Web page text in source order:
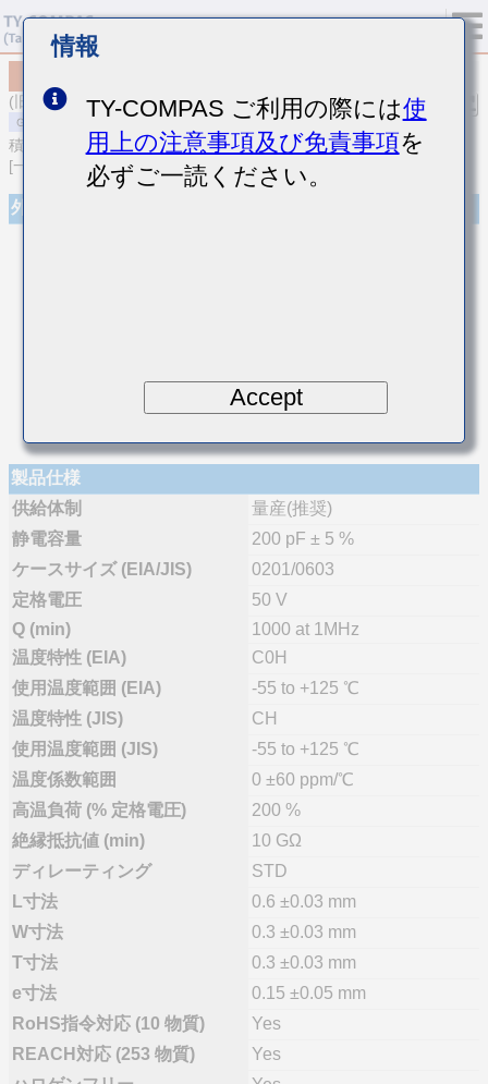
(旧品番 UMK063CH201JT-F)
積層セラミックコンデンサ
[一般用 積層セラミックコンデンサ (温度補償用)]
外観
製品仕様
供給体制
量産(推奨)
静電容量
200 pF ± 5 %
ケースサイズ (EIA/JIS)
0201/0603
定格電圧
50 V
Q (min)
1000 at 1MHz
温度特性 (EIA)
C0H
使用温度範囲 (EIA)
-55 to +125 ℃
温度特性 (JIS)
CH
使用温度範囲 (JIS)
-55 to +125 ℃
温度係数範囲
0 ±60 ppm/℃
高温負荷 (% 定格電圧)
200 %
絶縁抵抗値 (min)
10 GΩ
ディレーティング
STD
L寸法
0.6 ±0.03 mm
W寸法
0.3 ±0.03 mm
T寸法
0.3 ±0.03 mm
e寸法
0.15 ±0.05 mm
RoHS指令対応 (10 物質)
Yes
REACH対応 (253 物質)
Yes
情報
TY-COMPAS ご利用の際には使
用上の注意事項及び免責事項を
必ずご一読ください。
Accept